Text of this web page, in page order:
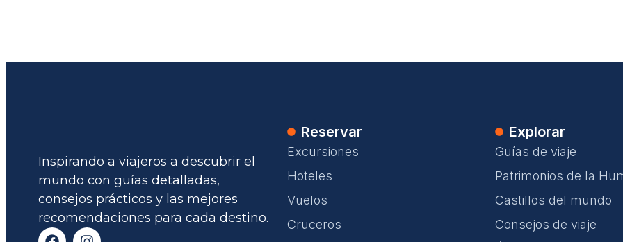
Inspirando a viajeros a descubrir el
mundo con guías detalladas,
consejos prácticos y las mejores
recomendaciones para cada destino.
Reservar
Excursiones
Hoteles
Vuelos
Cruceros
Explorar
Guías de viaje
Patrimonios de la
Castillos del mundo
Consejos de viaje